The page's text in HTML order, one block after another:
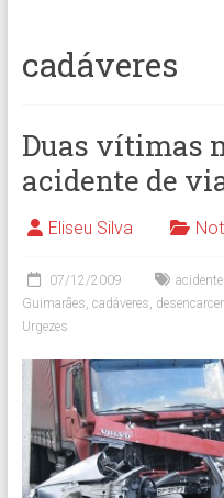
cadáveres
Duas vítimas
acidente de
Eliseu Silva
07/12/2009
Guimarães, cadáveres,
Urgezes